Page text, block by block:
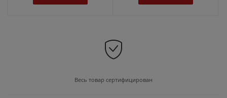
Весь товар сертифицирован